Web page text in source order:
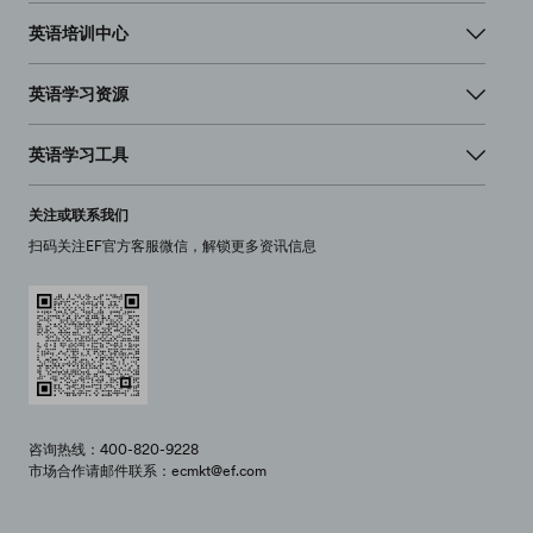
英语培训中心
英语学习资源
英语学习工具
关注或联系我们
扫码关注EF官方客服微信，解锁更多资讯信息
咨询热线：400-820-9228
市场合作请邮件联系：ecmkt@ef.com